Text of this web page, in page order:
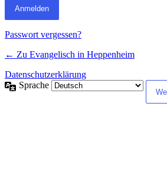
Passwort vergessen?
← Zu Evangelisch in Heppenheim
Datenschutzerklärung
Sprache